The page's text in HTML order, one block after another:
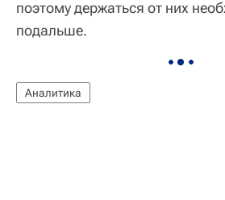
поэтому держаться от них
подальше.
Аналитика